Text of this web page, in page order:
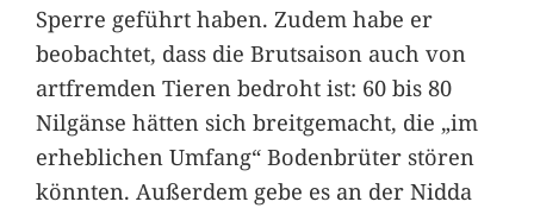
Sperre geführt haben. Zudem habe er
beobachtet, dass die Brutsaison auch von
artfremden Tieren bedroht ist: 60 bis 80
Nilgänse hätten sich breitgemacht, die „im
erheblichen Umfang“ Bodenbrüter stören
könnten. Außerdem gebe es an der Nidda